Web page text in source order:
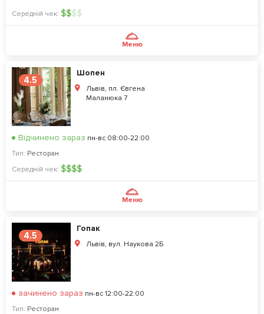
Середній чек: $$$$
Меню
4.5
Шопен
Львів, пл. Євгена
Маланюка 7
Відчинено зараз пн-вс 08:00-22:00
Тип: Ресторан
Середній чек: $$$$
Меню
4.5
Гопак
Львів, вул. Наукова 2Б
зачинено зараз пн-вс 12:00-22:00
Тип: Ресторан